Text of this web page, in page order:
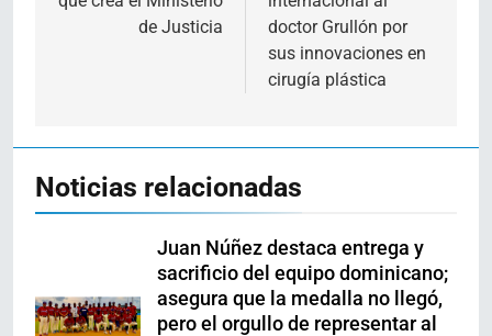
de Justicia
doctor Grullón por
sus innovaciones en
cirugía plástica
Noticias relacionadas
Juan Núñez destaca entrega y
sacrificio del equipo dominicano;
asegura que la medalla no llegó,
pero el orgullo de representar al